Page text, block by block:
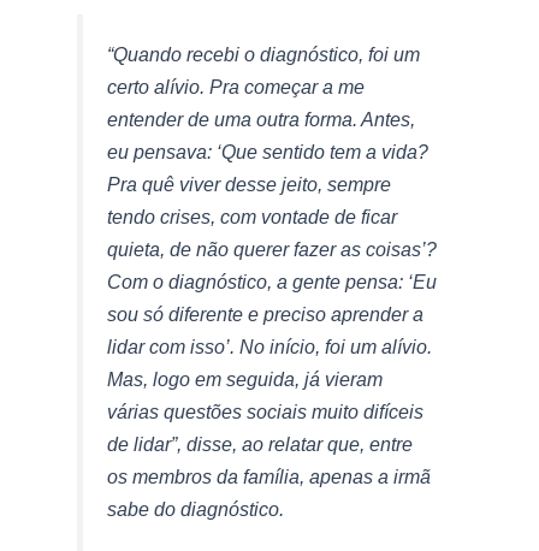
“Quando recebi o diagnóstico, foi um
certo alívio. Pra começar a me
entender de uma outra forma. Antes,
eu pensava: ‘Que sentido tem a vida?
Pra quê viver desse jeito, sempre
tendo crises, com vontade de ficar
quieta, de não querer fazer as coisas’?
Com o diagnóstico, a gente pensa: ‘Eu
sou só diferente e preciso aprender a
lidar com isso’. No início, foi um alívio.
Mas, logo em seguida, já vieram
várias questões sociais muito difíceis
de lidar”, disse, ao relatar que, entre
os membros da família, apenas a irmã
sabe do diagnóstico.